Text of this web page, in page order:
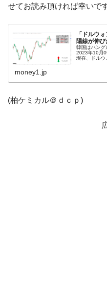
種は全般的「不調」⇒ PSIが
ン』1人当たり賠償10万ウ
『Money1』 韓国で猛暑
『Money1』
韓国型イージ
「KDDX」1番艦、2032年竣
に韓国がいっちょがみしたの
は韓国で『BYD』車は売れ
せてお読み頂ければ幸いです
「ドルウ
陽線が伸
韓国はハング
2023年10月
現在、ドルウ
money1.jp
(柏ケミカル＠ｄｃｐ)